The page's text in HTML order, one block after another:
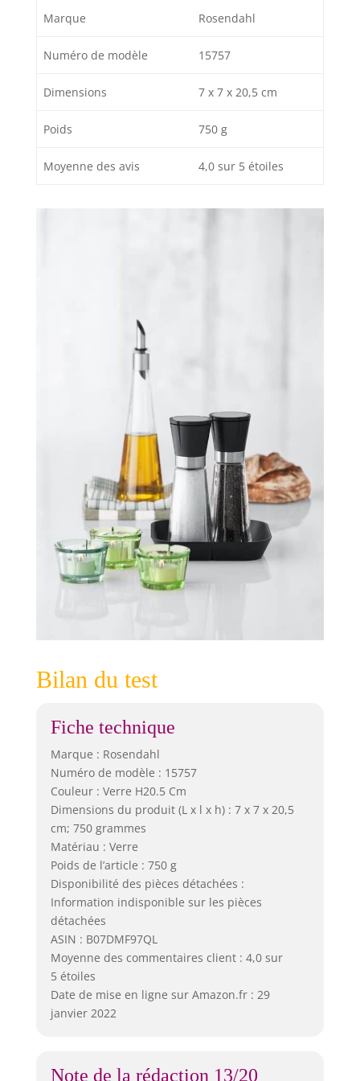
Marque Rosendahl
Numéro de modèle 15757
Dimensions 7 x 7 x 20,5 cm
Poids 750 g
Moyenne des avis 4,0 sur 5 étoiles
Bilan du test
Fiche technique
Marque : Rosendahl
Numéro de modèle : 15757
Couleur : Verre H20.5 Cm
Dimensions du produit (L x l x h) : 7 x 7 x 20,5
cm; 750 grammes
Matériau : Verre
Poids de l’article : 750 g
Disponibilité des pièces détachées :
Information indisponible sur les pièces
détachées
ASIN : B07DMF97QL
Moyenne des commentaires client : 4,0 sur
5 étoiles
Date de mise en ligne sur Amazon.fr : 29
janvier 2022
Note de la rédaction 13/20